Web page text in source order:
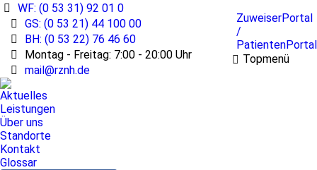
WF: (0 53 31) 92 01 0
GS: (0 53 21) 44 100 00
BH: (0 53 22) 76 46 60
Montag - Freitag: 7:00 - 20:00 Uhr
mail@rznh.de
ZuweiserPortal
/
PatientenPortal
Topmenü
Aktuelles
Leistungen
Über uns
Standorte
Kontakt
Glossar